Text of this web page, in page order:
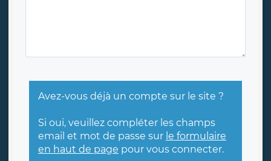
Avez-vous déjà un compte sur le site ?
Si oui, veuillez compléter les champs
email et mot de passe sur le formulaire
en haut de page pour vous connecter.